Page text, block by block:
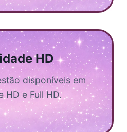
HD
disponíveis em
HD e Full HD.